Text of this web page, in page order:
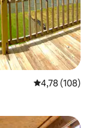
Évaluation
4,78 (108)